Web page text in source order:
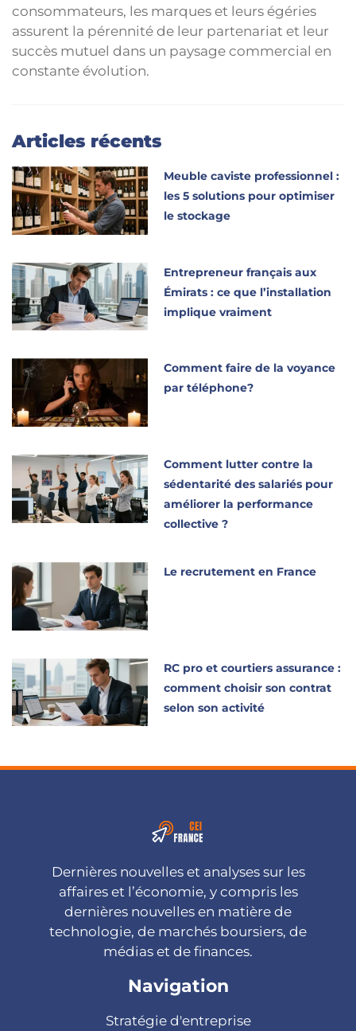
consommateurs, les marques et leurs égéries
assurent la pérennité de leur partenariat et leur
succès mutuel dans un paysage commercial en
constante évolution.
Articles récents
Meuble caviste professionnel :
les 5 solutions pour optimiser
le stockage
Entrepreneur français aux
Émirats : ce que l’installation
implique vraiment
Comment faire de la voyance
par téléphone?
Comment lutter contre la
sédentarité des salariés pour
améliorer la performance
collective ?
Le recrutement en France
RC pro et courtiers assurance :
comment choisir son contrat
selon son activité
Dernières nouvelles et analyses sur les
affaires et l’économie, y compris les
dernières nouvelles en matière de
technologie, de marchés boursiers, de
médias et de finances.
Navigation
Stratégie d'entreprise